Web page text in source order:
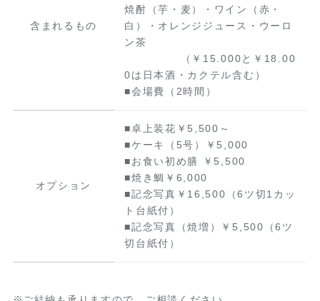
含まれるもの
焼酎（芋・麦）・ワイン（赤・
白）・オレンジジュース・ウーロ
ン茶
（￥15.000と￥18.00
0は日本酒・カクテル含む）
■会場費（2時間）
オプション
■卓上装花￥5,500～
■ケーキ（5号）￥5,000
■お食い初め膳 ￥5,500
■焼き鯛￥6,000
■記念写真￥16,500（6ツ切1カッ
ト台紙付）
■記念写真（焼増）￥5,500（6ツ
切台紙付）